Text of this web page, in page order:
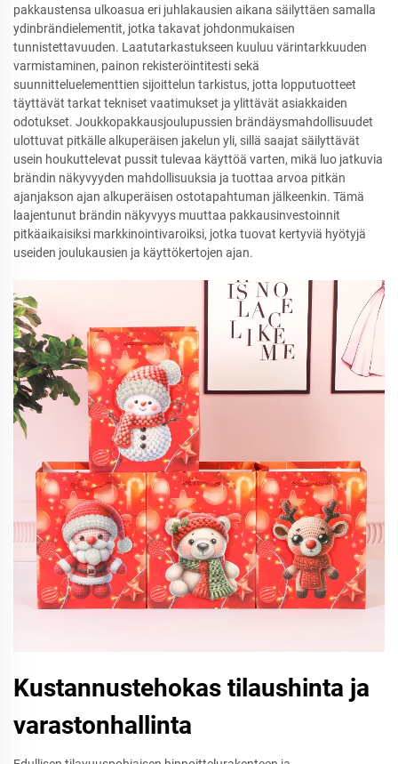
pakkaustensa ulkoasua eri juhlakausien aikana säilyttäen samalla
ydinbrändielementit, jotka takavat johdonmukaisen
tunnistettavuuden. Laatutarkastukseen kuuluu värintarkkuuden
varmistaminen, painon rekisteröintitesti sekä
suunnitteluelementtien sijoittelun tarkistus, jotta lopputuotteet
täyttävät tarkat tekniset vaatimukset ja ylittävät asiakkaiden
odotukset. Joukkopakkausjoulupussien brändäysmahdollisuudet
ulottuvat pitkälle alkuperäisen jakelun yli, sillä saajat säilyttävät
usein houkuttelevat pussit tulevaa käyttöä varten, mikä luo jatkuvia
brändin näkyvyyden mahdollisuuksia ja tuottaa arvoa pitkän
ajanjakson ajan alkuperäisen ostotapahtuman jälkeenkin. Tämä
laajentunut brändin näkyvyys muuttaa pakkausinvestoinnit
pitkäaikaisiksi markkinointivaroiksi, jotka tuovat kertyviä hyötyjä
useiden joulukausien ja käyttökertojen ajan.
Kustannustehokas tilaushinta ja
varastonhallinta